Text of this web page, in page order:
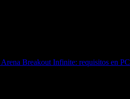
Arena Breakout Infinite: requisitos en